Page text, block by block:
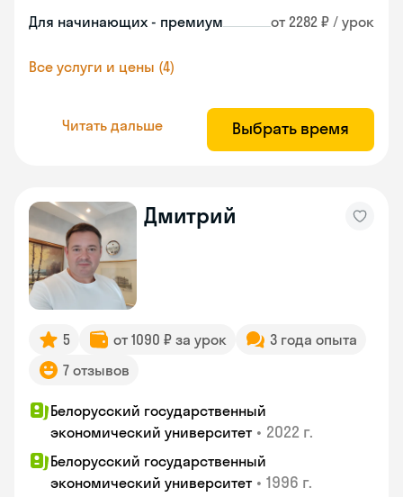
Для начинающих - премиум от 2282 ₽ / урок
Все услуги и цены (4)
Читать дальше Выбрать время
Дмитрий
5 от 1090 ₽ за урок
3 года опыта
7 отзывов
Белорусский государственный
экономический университет • 2022 г.
Белорусский государственный
экономический университет • 1996 г.